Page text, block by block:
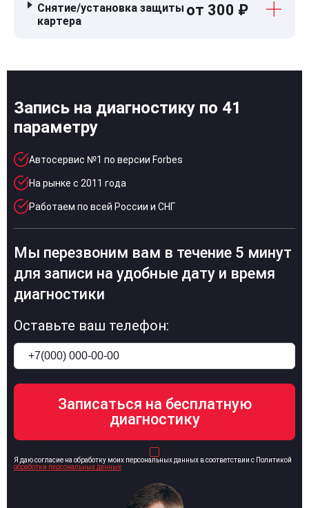
Снятие/установка защиты
картера
от 300 ₽
Запись на диагностику по 41
параметру
Автосервис №1 по версии Forbes
На рынке с 2011 года
Работаем по всей России и СНГ
Мы перезвоним вам в течение 5 минут
для записи на удобные дату и время
диагностики
Оставьте ваш телефон:
Я даю согласие на обработку моих персональных данных в соответствии с Политикой
обработки персональных данных